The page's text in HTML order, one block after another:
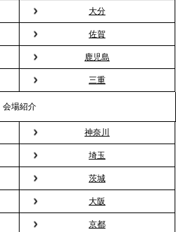
｜2026年、春の親睦は「花
利厚生としても注目され
体験
｜「室内お花見」の法人利
オフィスに桜が届く福利厚生
大分
佐賀
鹿児島
三重
会場紹介
神奈川
埼玉
茨城
大阪
京都